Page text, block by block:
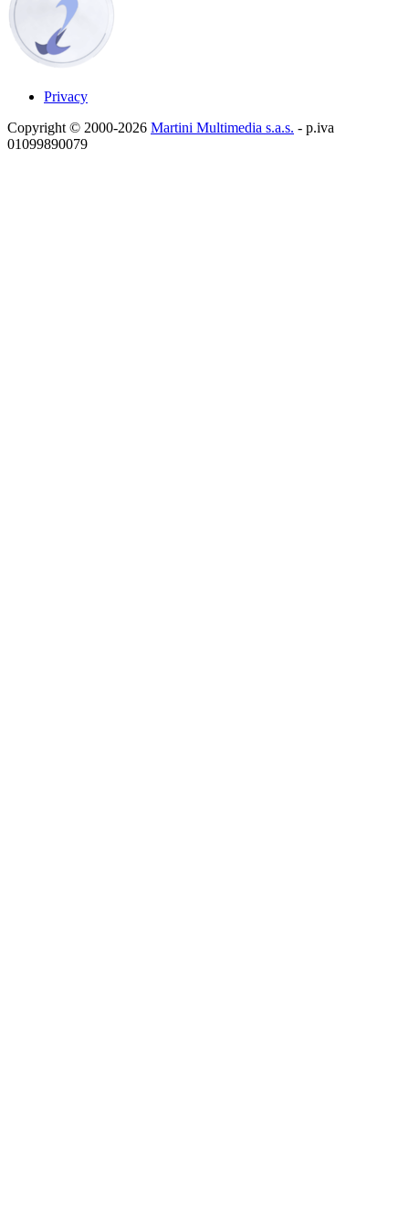
Privacy
Copyright © 2000-2026 Martini Multimedia s.a.s. - p.iva
01099890079